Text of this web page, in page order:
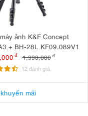
ảnh K&F Concept
+ BH-28L KF09.089V1
đ 1,990,000 đ
12 đánh giá
mãi